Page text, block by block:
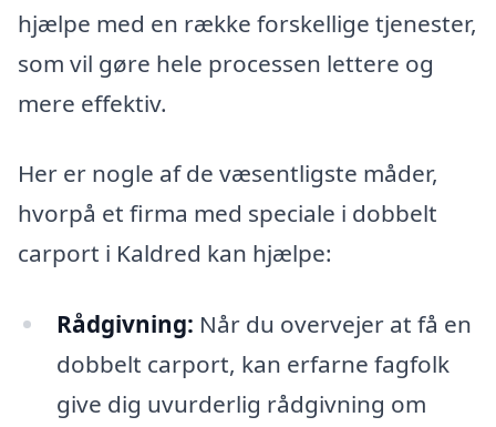
hjælpe med en række forskellige tjenester,
som vil gøre hele processen lettere og
mere effektiv.
Her er nogle af de væsentligste måder,
hvorpå et firma med speciale i dobbelt
carport i Kaldred kan hjælpe:
Rådgivning: Når du overvejer at få en
dobbelt carport, kan erfarne fagfolk
give dig uvurderlig rådgivning om